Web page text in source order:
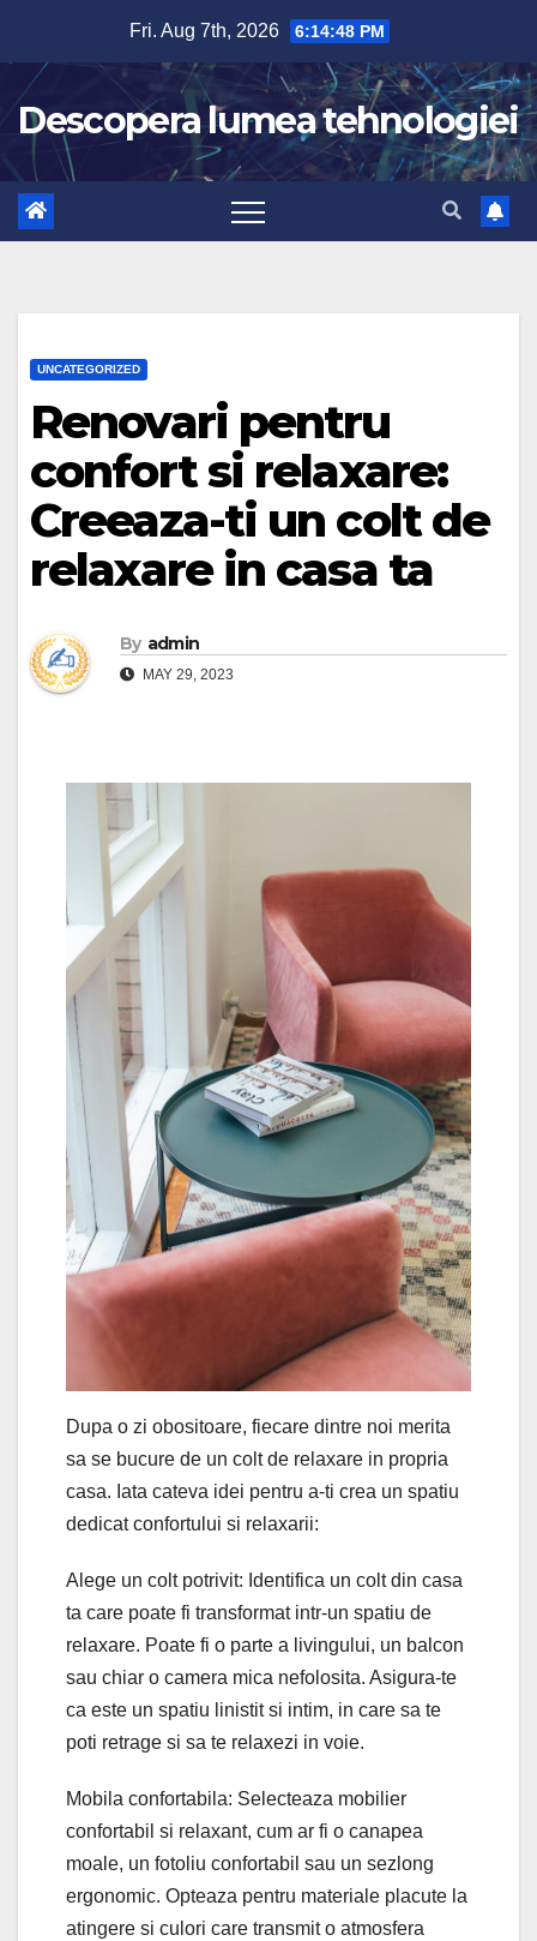
content
Fri. Aug 7th, 2026 6:14:49 PM
Descopera lumea tehnologiei
UNCATEGORIZED
Renovari pentru
confort si relaxare:
Creeaza-ti un colt de
relaxare in casa ta
By admin
MAY 29, 2023
Dupa o zi obositoare, fiecare dintre noi merita
sa se bucure de un colt de relaxare in propria
casa. Iata cateva idei pentru a-ti crea un spatiu
dedicat confortului si relaxarii:
Alege un colt potrivit: Identifica un colt din casa
ta care poate fi transformat intr-un spatiu de
relaxare. Poate fi o parte a livingului, un balcon
sau chiar o camera mica nefolosita. Asigura-te
ca este un spatiu linistit si intim, in care sa te
poti retrage si sa te relaxezi in voie.
Mobila confortabila: Selecteaza mobilier
confortabil si relaxant, cum ar fi o canapea
moale, un fotoliu confortabil sau un sezlong
ergonomic. Opteaza pentru materiale placute la
atingere si culori care transmit o atmosfera